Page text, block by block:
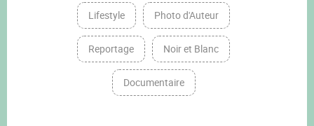
Lifestyle Photo d'Auteur
Reportage Noir et Blanc
Documentaire